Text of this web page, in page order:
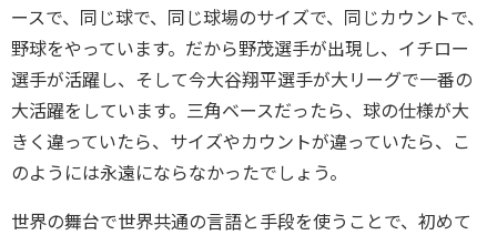
ースで、同じ球で、同じ球場のサイズで、同じカウントで、
野球をやっています。だから野茂選手が出現し、イチロー
選手が活躍し、そして今大谷翔平選手が大リーグで一番の
大活躍をしています。三角ベースだったら、球の仕様が大
きく違っていたら、サイズやカウントが違っていたら、こ
のようには永遠にならなかったでしょう。
世界の舞台で世界共通の言語と手段を使うことで、初めて